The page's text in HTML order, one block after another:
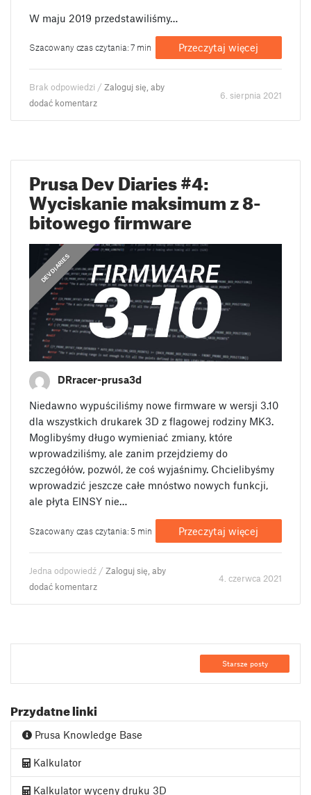
W maju 2019 przedstawiliśmy…
Szacowany czas czytania: 7 min Przeczytaj więcej
Brak odpowiedzi /Zaloguj się, aby
dodać komentarz
6. sierpnia 2021
Prusa Dev Diaries #4:
Wyciskanie maksimum z 8-
bitowego firmware
DEV DIARIES
DRracer-prusa3d
Niedawno wypuściliśmy nowe firmware w wersji 3.10
dla wszystkich drukarek 3D z flagowej rodziny MK3.
Moglibyśmy długo wymieniać zmiany, które
wprowadziliśmy, ale zanim przejdziemy do
szczegółów, pozwól, że coś wyjaśnimy. Chcielibyśmy
wprowadzić jeszcze całe mnóstwo nowych funkcji,
ale płyta EINSY nie…
Szacowany czas czytania: 5 min Przeczytaj więcej
Jedna odpowiedź /Zaloguj się, aby
dodać komentarz
4. czerwca 2021
Starsze posty
Przydatne linki
Prusa Knowledge Base
Kalkulator
Kalkulator wyceny druku 3D